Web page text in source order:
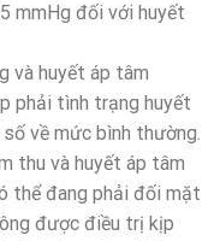
mmHg đối với huyết
và huyết áp tâm
phải tình trạng huyết
về mức bình thường.
thu và huyết áp tâm
thể đang phải đối mặt
được điều trị kịp